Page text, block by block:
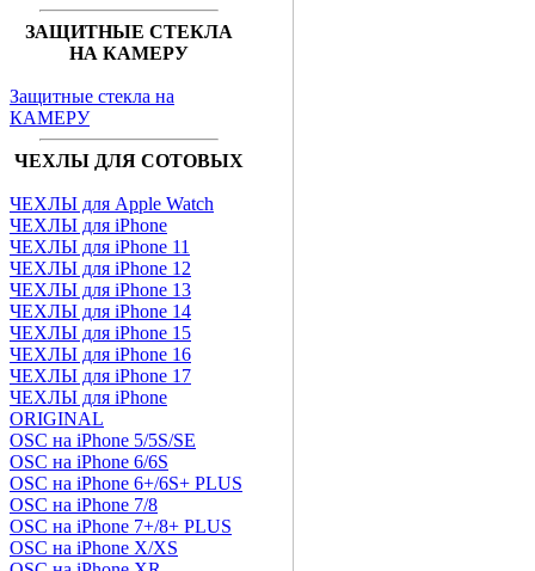
ЗАЩИТНЫЕ СТЕКЛА
НА КАМЕРУ
Защитные стекла на
КАМЕРУ
ЧЕХЛЫ ДЛЯ СОТОВЫХ
ЧЕХЛЫ для Apple Watch
ЧЕХЛЫ для iPhone
ЧЕХЛЫ для iPhone 11
ЧЕХЛЫ для iPhone 12
ЧЕХЛЫ для iPhone 13
ЧЕХЛЫ для iPhone 14
ЧЕХЛЫ для iPhone 15
ЧЕХЛЫ для iPhone 16
ЧЕХЛЫ для iPhone 17
ЧЕХЛЫ для iPhone
ORIGINAL
OSC на iPhone 5/5S/SE
OSC на iPhone 6/6S
OSC на iPhone 6+/6S+ PLUS
OSC на iPhone 7/8
OSC на iPhone 7+/8+ PLUS
OSC на iPhone X/XS